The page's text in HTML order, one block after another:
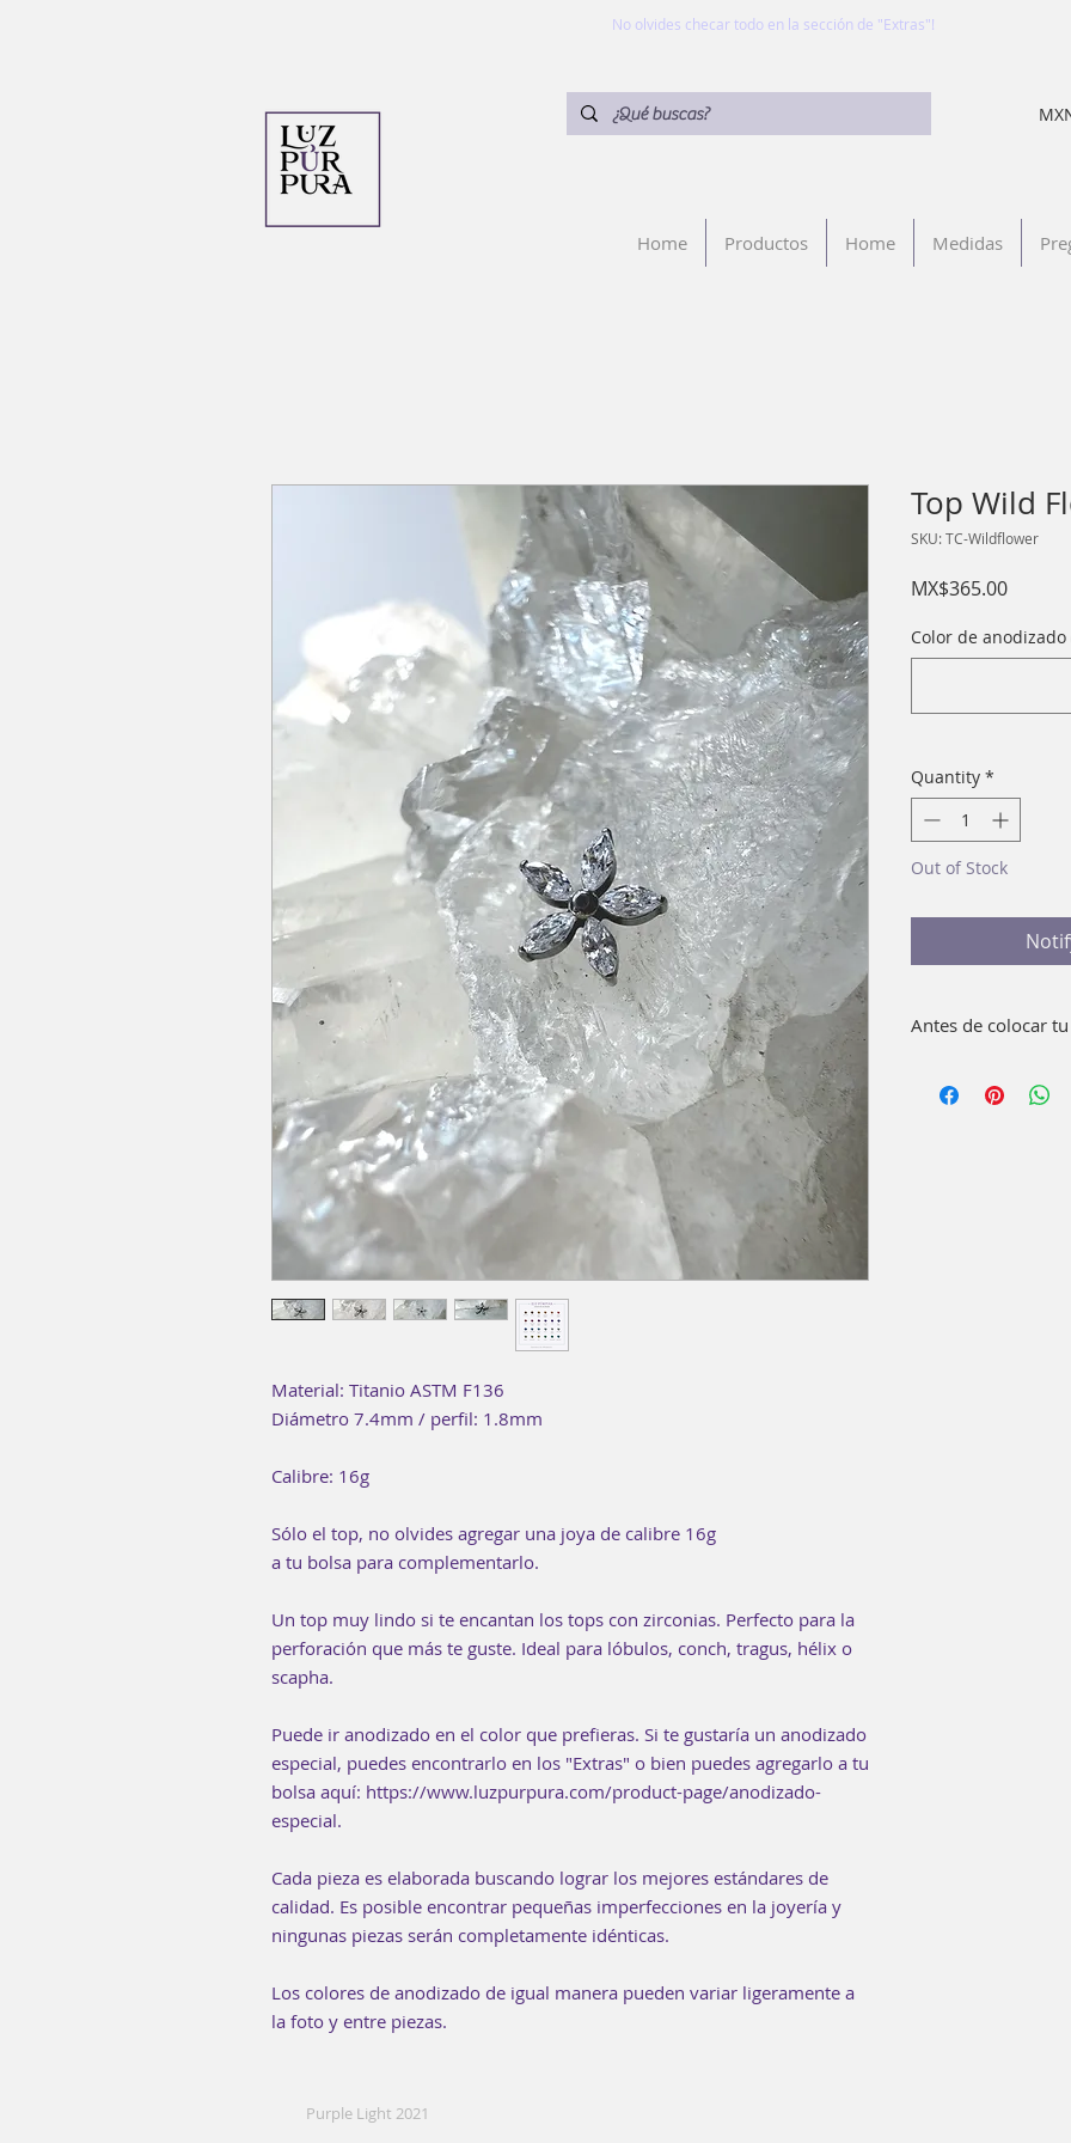
No olvides checar todo en la sección de "Extras"!
Home Productos Home Medidas
Material: Titanio ASTM F136
Diámetro 7.4mm / perfil: 1.8mm
Calibre: 16g
Sólo el top, no olvides agregar una joya de calibre 16g
a tu bolsa para complementarlo.
Un top muy lindo si te encantan los tops con zirconias. Perfecto para la
perforación que más te guste. Ideal para lóbulos, conch, tragus, hélix o
scapha.
Puede ir anodizado en el color que prefieras. Si te gustaría un anodizado
especial, puedes encontrarlo en los "Extras" o bien puedes agregarlo a tu
bolsa aquí: https://www.luzpurpura.com/product-page/anodizado-
especial.
Cada pieza es elaborada buscando lograr los mejores estándares de
calidad. Es posible encontrar pequeñas imperfecciones en la joyería y
ningunas piezas serán completamente idénticas.
Los colores de anodizado de igual manera pueden variar ligeramente a
la foto y entre piezas.
Top Wild
SKU: TC-Wildflower
MX$365.00Price
Color de
Quantity *
Out of Stock
Antes de colocar
pieza. No es
Purple Light 2021